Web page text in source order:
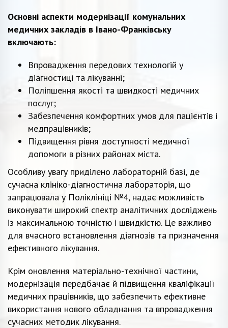
Основні аспекти модернізації комунальних
медичних закладів в Івано-Франківську
включають:
Впровадження передових технологій у
діагностиці та лікуванні;
Поліпшення якості та швидкості медичних
послуг;
Забезпечення комфортних умов для пацієнтів і
медпрацівників;
Підвищення рівня доступності медичної
допомоги в різних районах міста.
Особливу увагу приділено лабораторній базі, де
сучасна клініко-діагностична лабораторія, що
запрацювала у Поліклініці №4, надає можливість
виконувати широкий спектр аналітичних досліджень
із максимальною точністю і швидкістю. Це важливо
для вчасного встановлення діагнозів та призначення
ефективного лікування.
Крім оновлення матеріально-технічної частини,
модернізація передбачає й підвищення кваліфікації
медичних працівників, що забезпечить ефективне
використання нового обладнання та впровадження
сучасних методик лікування.